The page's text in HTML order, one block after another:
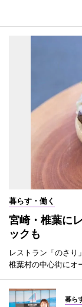
暮らす・働く
宮崎・椎葉に
ックも
レストラン「のさ
椎葉村の中心街にオ
暮ら